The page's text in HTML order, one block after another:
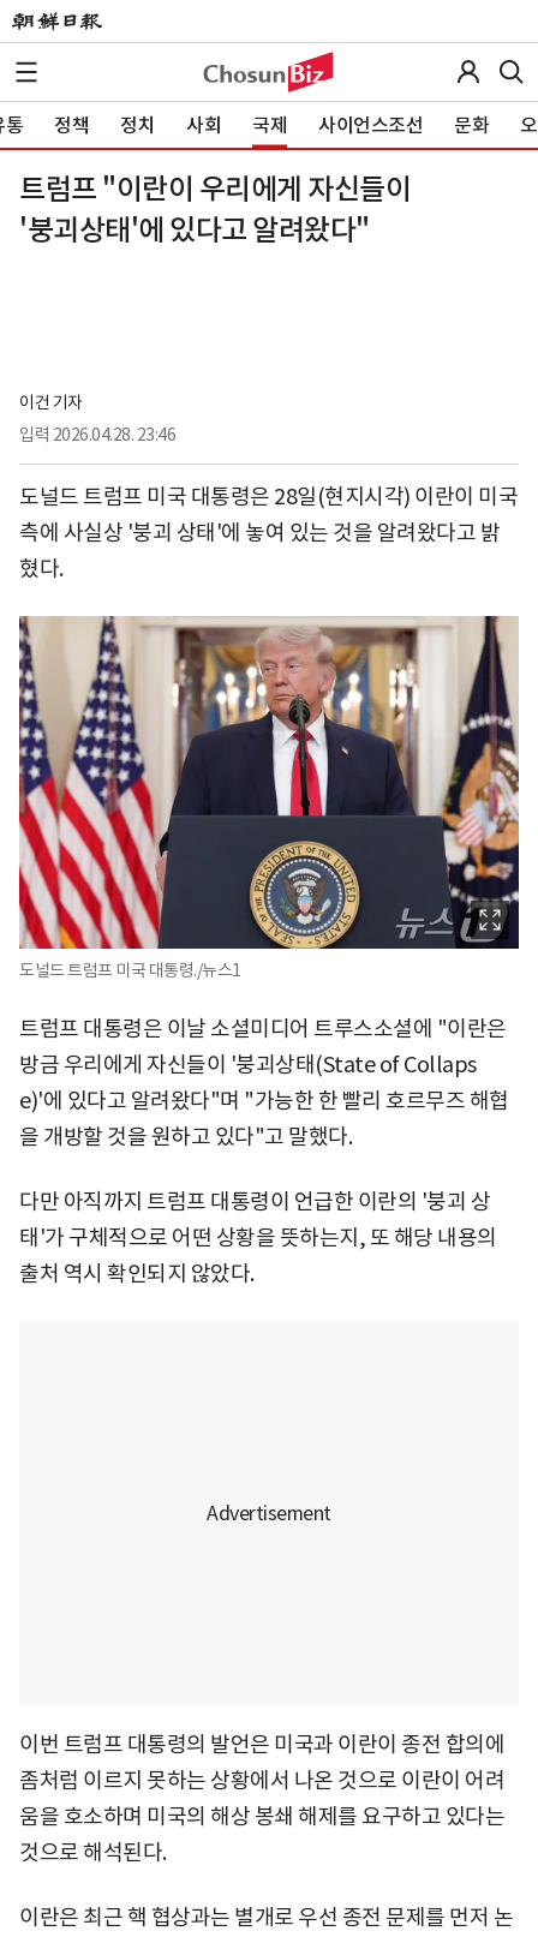
통 정책 정치 사회 국제 사이언스조선 문화
트럼프 "이란이 우리에게 자신들이
'붕괴상태'에 있다고 알려왔다"
이건 기자
입력 2026.04.28. 23:46
도널드 트럼프 미국 대통령은 28일(현지시각) 이란이 미국
측에 사실상 '붕괴 상태'에 놓여 있는 것을 알려왔다고 밝
혔다.
도널드 트럼프 미국 대통령./뉴스1
트럼프 대통령은 이날 소셜미디어 트루스소셜에 "이란은
방금 우리에게 자신들이 '붕괴상태(State of Collaps
e)'에 있다고 알려왔다"며 "가능한 한 빨리 호르무즈 해협
을 개방할 것을 원하고 있다"고 말했다.
다만 아직까지 트럼프 대통령이 언급한 이란의 '붕괴 상
태'가 구체적으로 어떤 상황을 뜻하는지, 또 해당 내용의
출처 역시 확인되지 않았다.
이번 트럼프 대통령의 발언은 미국과 이란이 종전 합의에
좀처럼 이르지 못하는 상황에서 나온 것으로 이란이 어려
움을 호소하며 미국의 해상 봉쇄 해제를 요구하고 있다는
것으로 해석된다.
이란은 최근 핵 협상과는 별개로 우선 종전 문제를 먼저 논